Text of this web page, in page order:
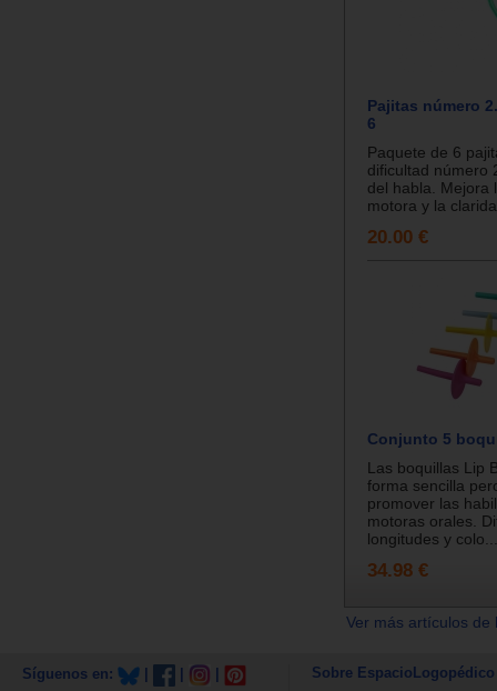
Pajitas número
6
Paquete de 6
dificultad número
del habla. Mejora
motora y la
20.00 €
Conjunto 5
Las boquillas Lip
forma sencilla
promover las
motoras orales.
longitudes y colo...
34.98 €
Ver más artículos
Síguenos en: Sobre EspacioLogopédico